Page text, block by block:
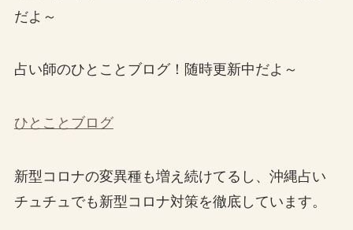
だよ～
占い師のひとことブログ！随時更新中だよ～
ひとことブログ
新型コロナの変異種も増え続けてるし、沖縄占い
チュチュでも新型コロナ対策を徹底しています。